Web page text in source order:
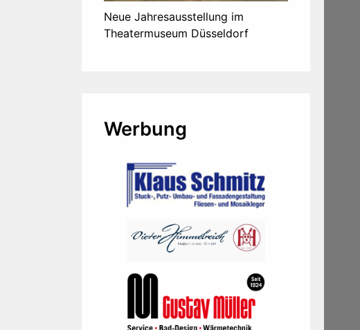
Neue Jahresausstellung im
Theatermuseum Düsseldorf
Werbung